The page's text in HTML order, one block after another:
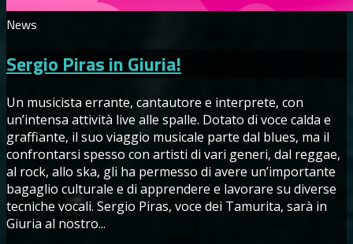
News
Sergio Piras in Giuria!
Un musicista errante, cantautore e interprete, con
un’intensa attività live alle spalle. Dotato di voce calda e
graffiante, il suo viaggio musicale parte dal blues, ma il
confrontarsi spesso con artisti di vari generi, dal reggae,
al rock, allo ska, gli ha permesso di avere un’importante
bagaglio culturale e di apprendere e lavorare su diverse
tecniche vocali. Sergio Piras, voce dei Tamurita, sarà in
Giuria al nostro...